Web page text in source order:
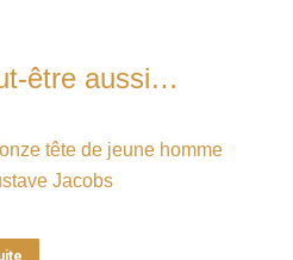
être aussi…
tête de jeune homme
Jacobs